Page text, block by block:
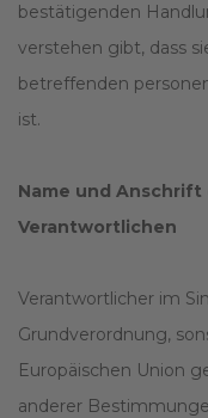
bestätigenden
verstehen gibt, dass
betreffenden
ist.
Name und
Verantwortlichen
Verantwortlicher im
Grundverordnung,
Europäischen Union
anderer